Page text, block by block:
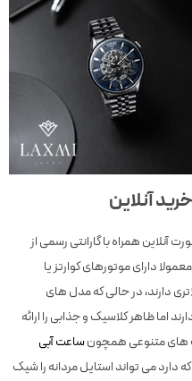
آنلاین
همراه با گارانتی رسمی از
دارای موتورهای کوارتز یا
دارند، در حالی که مدل های
اما ظاهر کلاسیک و جذابی را ارائه
های متنوعی همچونساعت آبی
دارد می تواند استایل مردانه را شیک